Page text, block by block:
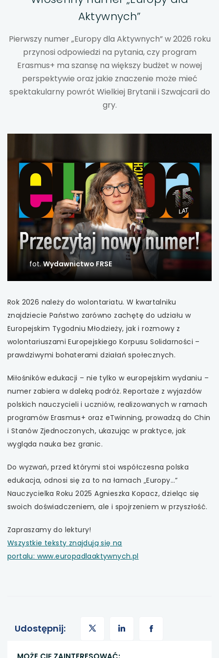
uwaga, link otwiera się w nowej karcie
uwaga, link otwiera się w nowej karcie
uwaga, link otwiera się w nowej karcie
uwaga, link otwiera się w nowej karcie
uwaga, link otwiera się w nowej karcie
uwaga, link otwiera się w nowej karcie
uwaga, link otwiera się w nowej karcie
uwaga, link otwiera się w nowej karcie
uwaga, link otwiera się w nowej karcie
uwaga, link otwiera się w nowej karcie
uwaga, link otwiera się w nowej karcie
uwaga, link otwiera się w nowej karcie
uwaga, link otwiera się w nowej karcie
uwaga, link otwiera się w nowej karcie
uwaga, link otwiera się w nowej karcie
uwaga, link otwiera się w nowej karcie
uwaga, link otwiera się w nowej karcie
uwaga, link otwiera się w nowej karcie
uwaga, link otwiera się w nowej karcie
Aktywnych”
Pierwszy numer „Europy dla Aktywnych” w 2026 roku
przynosi odpowiedzi na pytania, czy program
Erasmus+ ma szansę na większy budżet w nowej
perspektywie oraz jakie znaczenie może mieć
spektakularny powrót Wielkiej Brytanii i Szwajcarii do
gry.
fot.Wydawnictwo FRSE
Rok 2026 należy do wolontariatu. W kwartalniku
znajdziecie Państwo zarówno zachętę do udziału w
Europejskim Tygodniu Młodzieży, jak i rozmowy z
wolontariuszami Europejskiego Korpusu Solidarności –
prawdziwymi bohaterami działań społecznych.
Miłośników edukacji – nie tylko w europejskim wydaniu –
numer zabiera w daleką podróż. Reportaże z wyjazdów
polskich nauczycieli i uczniów, realizowanych w ramach
programów Erasmus+ oraz eTwinning, prowadzą do Chin
i Stanów Zjednoczonych, ukazując w praktyce, jak
wygląda nauka bez granic.
Do wyzwań, przed którymi stoi współczesna polska
edukacja, odnosi się za to na łamach „Europy…”
Nauczycielka Roku 2025 Agnieszka Kopacz, dzieląc się
swoich doświadczeniem, ale i spojrzeniem w przyszłość.
Zapraszamy do lektury!
Wszystkie teksty znajdują się na
portalu: www.europadlaaktywnych.pl
Udostępnij: uwaga, uwaga,
uwaga,